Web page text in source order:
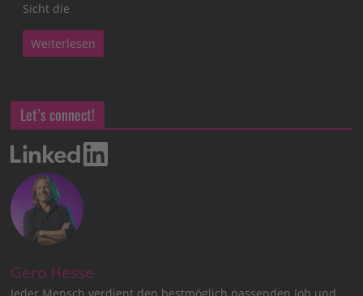
Sicht die
Weiterlesen
Let’s connect!
Gero Hesse